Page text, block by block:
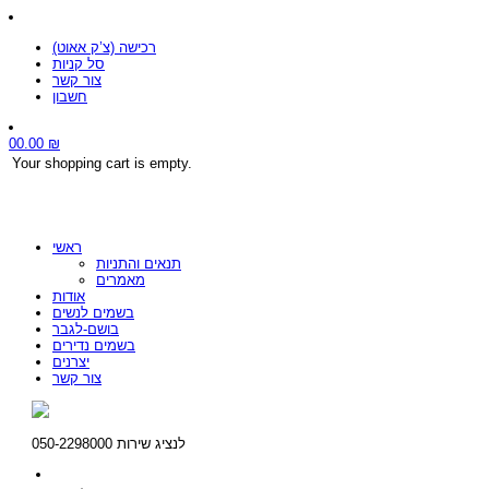
רכישה (צ’ק אאוט)
סל קניות
צור קשר
חשבון
00.00 ₪
Your shopping cart is empty.
ראשי
תנאים והתניות
מאמרים
אודות
בשמים לנשים
בושם-לגבר
בשמים נדירים
יצרנים
צור קשר
לנציג שירות 050-2298000